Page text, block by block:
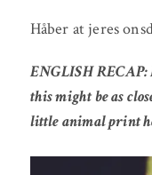
Håber at jeres
ENGLISH
this might be as
little animal print